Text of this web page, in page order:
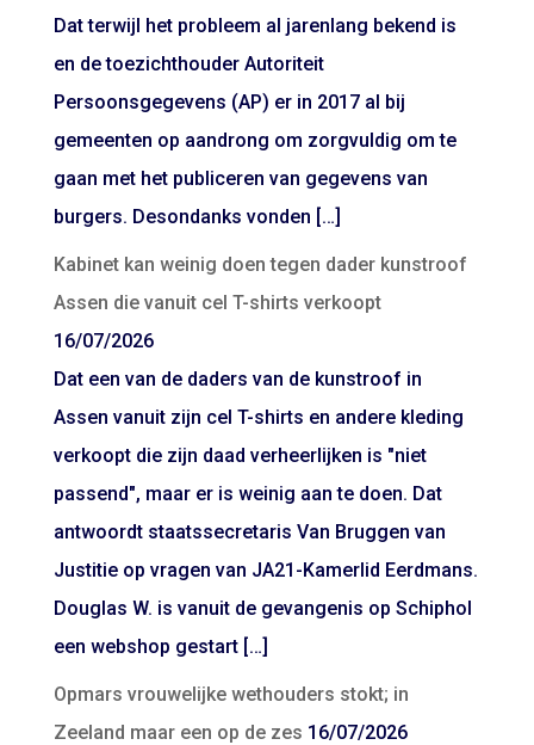
Dat terwijl het probleem al jarenlang bekend is
en de toezichthouder Autoriteit
Persoonsgegevens (AP) er in 2017 al bij
gemeenten op aandrong om zorgvuldig om te
gaan met het publiceren van gegevens van
burgers. Desondanks vonden […]
Kabinet kan weinig doen tegen dader kunstroof
Assen die vanuit cel T-shirts verkoopt
16/07/2026
Dat een van de daders van de kunstroof in
Assen vanuit zijn cel T-shirts en andere kleding
verkoopt die zijn daad verheerlijken is "niet
passend", maar er is weinig aan te doen. Dat
antwoordt staatssecretaris Van Bruggen van
Justitie op vragen van JA21-Kamerlid Eerdmans.
Douglas W. is vanuit de gevangenis op Schiphol
een webshop gestart […]
Opmars vrouwelijke wethouders stokt; in
Zeeland maar een op de zes 16/07/2026